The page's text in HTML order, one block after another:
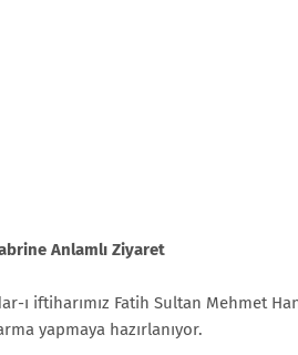
Anlamlı Ziyaret
ı iftiharımız Fatih Sultan Mehmet
yapmaya hazırlanıyor.